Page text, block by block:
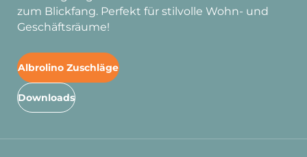
zum Blickfang. Perfekt für stilvolle Wohn- und
Geschäftsräume!
Albrolino Zuschläge
Downloads